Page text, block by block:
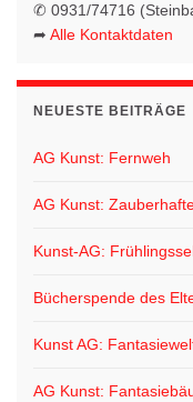
✆ 0931/74716
➦ Alle Kontaktdaten
NEUESTE BEITRÄGE
AG Kunst: Fernweh
AG Kunst:
Kunst-AG:
Bücherspende des
Kunst AG:
AG Kunst: